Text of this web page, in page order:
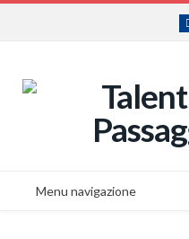
Menu navigazione